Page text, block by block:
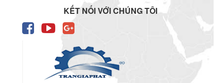
KẾT NỐI VỚI CHÚNG TÔI